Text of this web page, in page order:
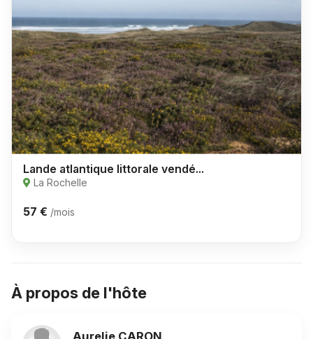
Lande atlantique littorale vendé...
La Rochelle
57 € /mois
À propos de l'hôte